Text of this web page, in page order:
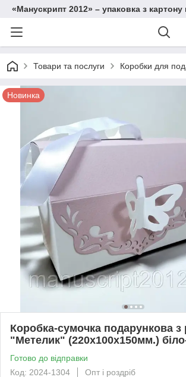
«Манускрипт 2012» – упаковка з
Товари та послуги Коробки для
Новинка
Коробка-сумочка подарункова з
"Метелик" (220х100х150мм.)
Готово до відправки
Код: 2024-1304
Опт і роздріб